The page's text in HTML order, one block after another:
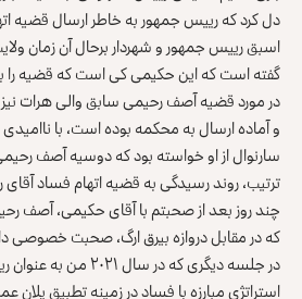
دل کرد که رییس جمهور به خاطر ارسال قضیه
اسبق رییس جمهور و شهردار برحال آن زمان
گفته است که این حکیمی کی است که قضیه را
در مورد قضیه آصف رحیمی سابق والی هرات نیز
و آماده ارسال به محکمه بوده است، با
سارنوال از او خواسته بود که دوسیه آصف
ترتیب، روند رسیدگی به قضیه اتهام فساد
چند روز بعد از صحبتم با آقای حکیمی، آصف
که در مقابل دروازه بیرق ارگ، صحبت خصوصی
در جلسه دیگری که در سال
استراتژی مبارزه با فساد در زمینه تطبیق